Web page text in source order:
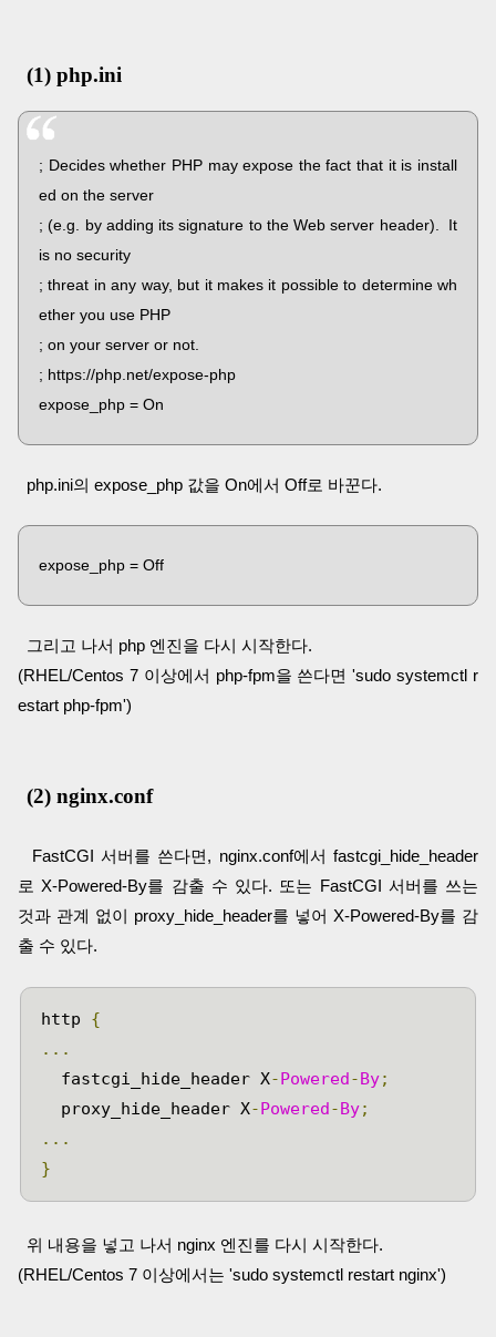
(1) php.ini
; Decides whether PHP may expose the fact that it is install
ed on the server
; (e.g. by adding its signature to the Web server header). It
is no security
; threat in any way, but it makes it possible to determine wh
ether you use PHP
; on your server or not.
; https://php.net/expose-php
expose_php = On
php.ini의 expose_php 값을 On에서 Off로 바꾼다.
expose_php = Off
그리고 나서 php 엔진을 다시 시작한다.
(RHEL/Centos 7 이상에서 php-fpm을 쓴다면 'sudo systemctl r
estart php-fpm')
(2) nginx.conf
FastCGI 서버를 쓴다면, nginx.conf에서fastcgi_hide_header
로 X-Powered-By를 감출 수 있다. 또는 FastCGI 서버를 쓰는
것과 관계 없이 proxy_hide_header를 넣어 X-Powered-By를 감
출 수 있다.
http {
...
	fastcgi_hide_header X
-Powered-By;
	proxy_hide_header X
-Powered-By;
...
}
위 내용을 넣고 나서 nginx 엔진를 다시 시작한다.
(RHEL/Centos 7 이상에서는 'sudo systemctl restart nginx')